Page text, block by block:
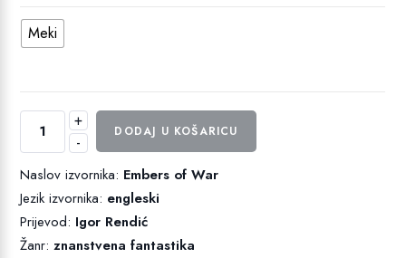
Meki
-
Tragovi
količina
+
DODAJ U KOŠARICU
Naslov izvornika: Embers of War
Jezik izvornika: engleski
Prijevod: Igor Rendić
Žanr:znanstvena fantastika